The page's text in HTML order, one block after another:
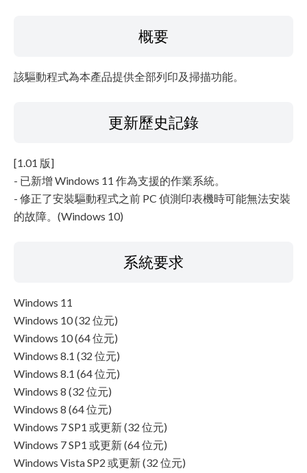
概要
該驅動程式為本產品提供全部列印及掃描功能。
更新歷史記錄
[1.01 版]
- 已新增 Windows 11 作為支援的作業系統。
- 修正了安裝驅動程式之前 PC 偵測印表機時可能無法安裝
的故障。(Windows 10)
系統要求
Windows 11
Windows 10 (32 位元)
Windows 10 (64 位元)
Windows 8.1 (32 位元)
Windows 8.1 (64 位元)
Windows 8 (32 位元)
Windows 8 (64 位元)
Windows 7 SP1 或更新 (32 位元)
Windows 7 SP1 或更新 (64 位元)
Windows Vista SP2 或更新 (32 位元)